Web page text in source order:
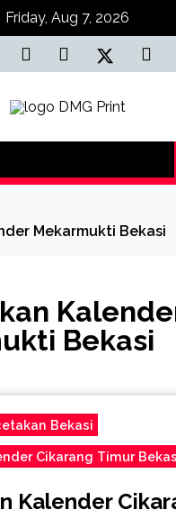
Friday, Aug 7, 2026
Mekarmukti Bekasi
Bekasi
Bekasi
Cikarang Timur
Kalender